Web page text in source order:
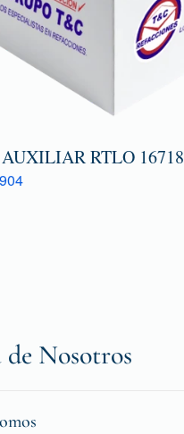
RTLO 16718
Nosotros